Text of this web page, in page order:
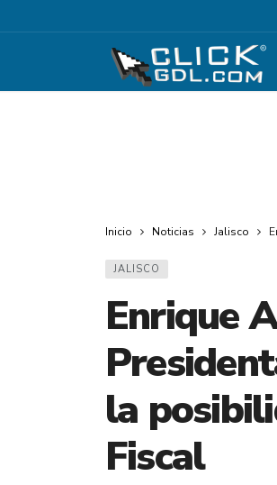
Inicio Noticias Jalisco
JALISCO
Enrique
la
Fiscal